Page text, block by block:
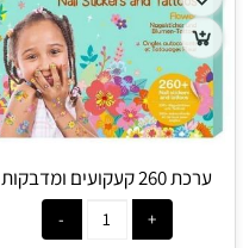
ערכת 260 קעקועים ומדבקות
ציפורניים - פרחים - Avenir